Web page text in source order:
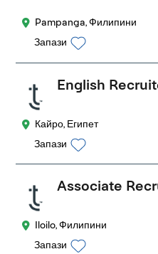
Pampanga, Филипини
Запази
English
Кайро, Египет
Запази
Associate
Iloilo, Филипини
Запази